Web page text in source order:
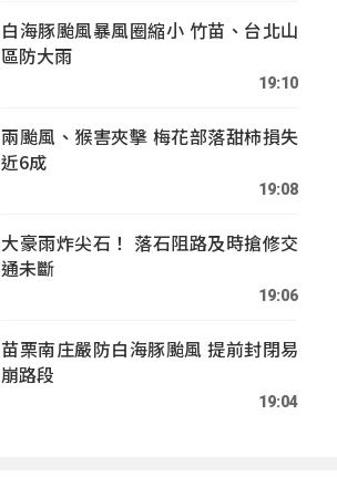
白海豚颱風暴風圈縮小 竹苗、台北山
區防大雨
19:10
兩颱風、猴害夾擊 梅花部落甜柿損失
近6成
19:08
大豪雨炸尖石！ 落石阻路及時搶修交
通未斷
19:06
苗栗南庄嚴防白海豚颱風 提前封閉易
崩路段
19:04